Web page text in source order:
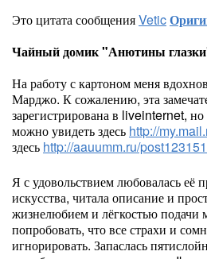
Это цитата сообщенияVetic
Чайный домик "Анютины
На работу с картоном меня
Марджо. К сожалению, эта
зарегистрирована в liveinternet,
можно увидеть здесь http://
здесь http://aauumm.ru/
Я с удовольствием любовалась её
искусства, читала описание и
жизнелюбием и лёгкостью подачи
попробовать, что все страхи и
игнорировать. Запаслась